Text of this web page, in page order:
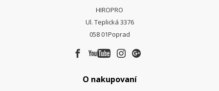
HIROPRO
Ul. Teplická 3376
058 01Poprad
O nakupovaní